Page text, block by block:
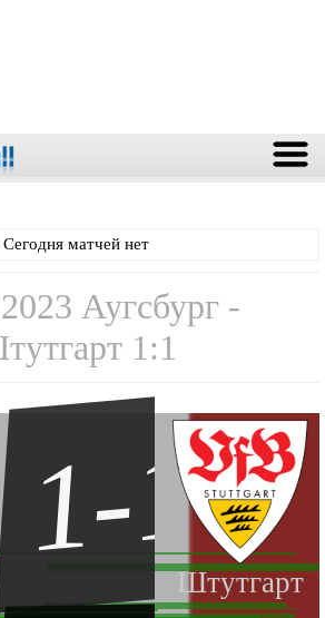
Сегодня матчей нет
Аугсбург -
1:1
Штутгарт
1-1